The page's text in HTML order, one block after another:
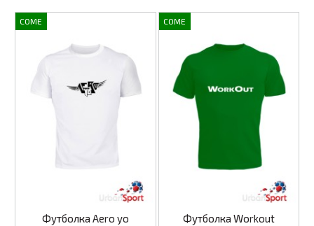
COME
Футболка Aero yo
COME
Футболка Workout